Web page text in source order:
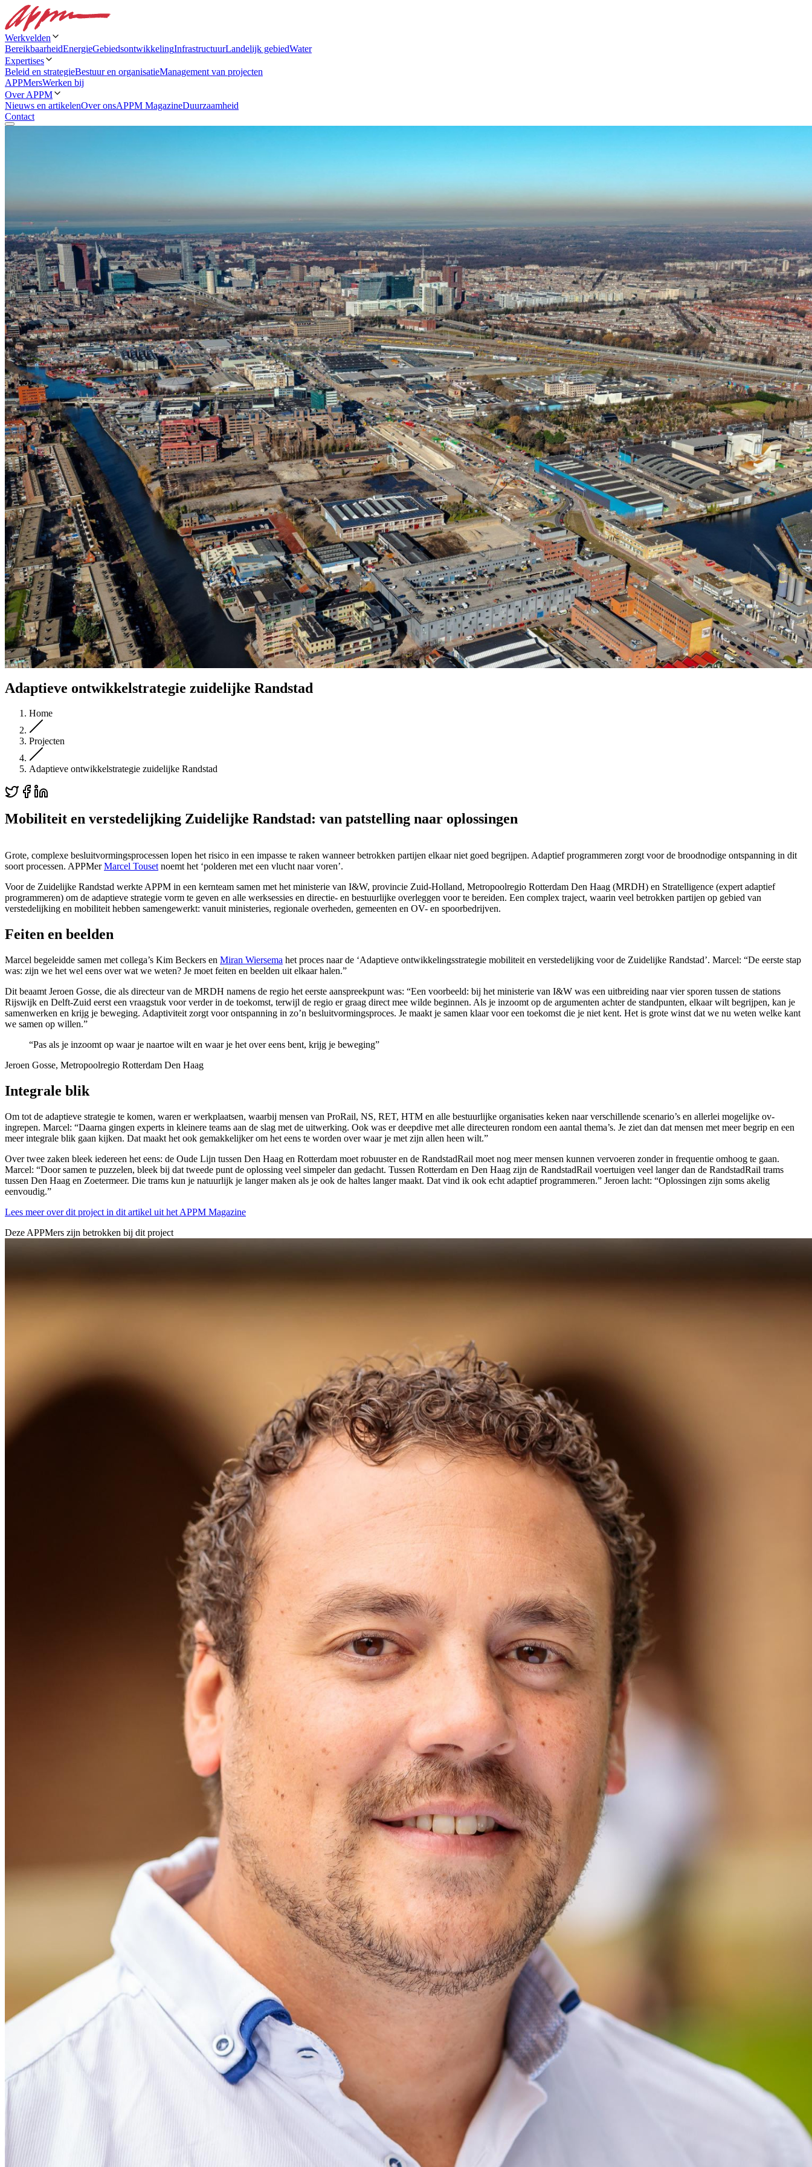
Werkvelden
BereikbaarheidEnergieGebiedsontwikkelingInfrastructuurLandelijk gebiedWater
Expertises
Beleid en strategieBestuur en organisatieManagement van projecten
APPMersWerken bij
Over APPM
Nieuws en artikelenOver onsAPPM MagazineDuurzaamheid
Contact
Adaptieve ontwikkelstrategie zuidelijke Randstad
Home
Projecten
Adaptieve ontwikkelstrategie zuidelijke Randstad
Mobiliteit en verstedelijking Zuidelijke Randstad: van patstelling naar oplossingen
Grote, complexe besluitvormingsprocessen lopen het risico in een impasse te raken wanneer betrokken partijen elkaar niet goed begrijpen. Adaptief programmeren zorgt voor de broodnodige ontspanning in dit
soort processen. APPMerMarcel Touset noemt het ‘polderen met een vlucht naar voren’.
Voor de Zuidelijke Randstad werkte APPM in een kernteam samen met het ministerie van I&W, provincie Zuid-Holland, Metropoolregio Rotterdam Den Haag (MRDH) en Stratelligence (expert adaptief
programmeren) om de adaptieve strategie vorm te geven en alle werksessies en directie- en bestuurlijke overleggen voor te bereiden. Een complex traject, waarin veel betrokken partijen op gebied van
verstedelijking en mobiliteit hebben samengewerkt: vanuit ministeries, regionale overheden, gemeenten en OV- en spoorbedrijven.
Feiten en beelden
Marcel begeleidde samen met collega’s Kim Beckers en Miran Wiersema het proces naar de ‘Adaptieve ontwikkelingsstrategie mobiliteit en verstedelijking voor de Zuidelijke Randstad’. Marcel: “De eerste stap
was: zijn we het wel eens over wat we weten? Je moet feiten en beelden uit elkaar halen.”
Dit beaamt Jeroen Gosse, die als directeur van de MRDH namens de regio het eerste aanspreekpunt was: “Een voorbeeld: bij het ministerie van I&W was een uitbreiding naar vier sporen tussen de stations
Rijswijk en Delft-Zuid eerst een vraagstuk voor verder in de toekomst, terwijl de regio er graag direct mee wilde beginnen. Als je inzoomt op de argumenten achter de standpunten, elkaar wilt begrijpen, kan je
samenwerken en krijg je beweging. Adaptiviteit zorgt voor ontspanning in zo’n besluitvormingsproces. Je maakt je samen klaar voor een toekomst die je niet kent. Het is grote winst dat we nu weten welke kant
we samen op willen.”
“Pas als je inzoomt op waar je naartoe wilt en waar je het over eens bent, krijg je beweging”
Jeroen Gosse, Metropoolregio Rotterdam Den Haag
Integrale blik
Om tot de adaptieve strategie te komen, waren er werkplaatsen, waarbij mensen van ProRail, NS, RET, HTM en alle bestuurlijke organisaties keken naar verschillende scenario’s en allerlei mogelijke ov-
ingrepen. Marcel: “Daarna gingen experts in kleinere teams aan de slag met de uitwerking. Ook was er deepdive met alle directeuren rondom een aantal thema’s. Je ziet dan dat mensen met meer begrip en een
meer integrale blik gaan kijken. Dat maakt het ook gemakkelijker om het eens te worden over waar je met zijn allen heen wilt.”
Over twee zaken bleek iedereen het eens: de Oude Lijn tussen Den Haag en Rotterdam moet robuuster en de RandstadRail moet nog meer mensen kunnen vervoeren zonder in frequentie omhoog te gaan.
Marcel: “Door samen te puzzelen, bleek bij dat tweede punt de oplossing veel simpeler dan gedacht. Tussen Rotterdam en Den Haag zijn de RandstadRail voertuigen veel langer dan de RandstadRail trams
tussen Den Haag en Zoetermeer. Die trams kun je natuurlijk je langer maken als je ook de haltes langer maakt. Dat vind ik ook echt adaptief programmeren.” Jeroen lacht: “Oplossingen zijn soms akelig
eenvoudig.”
Lees meer over dit project in dit artikel uit het APPM Magazine
Deze APPMers zijn betrokken bij dit project